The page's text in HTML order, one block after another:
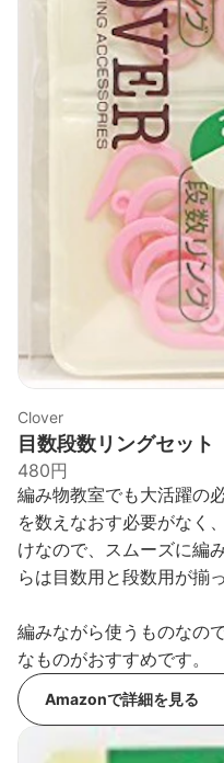
Clover
目数段数リングセット
480円
編み物教室でも大活躍の
を数えなおす必要がなく
けなので、スムーズに編
らは目数用と段数用が揃
編みながら使うものなの
なものがおすすめです。
Amazonで詳細を見る